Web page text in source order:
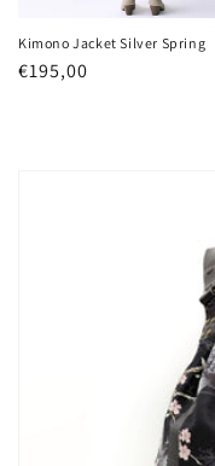
Kimono Jacket Silver Spring
Precio
€195,00